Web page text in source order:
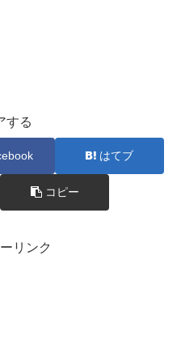
する
はてブ
コピー
リンク